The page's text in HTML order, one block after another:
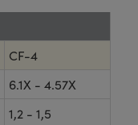
CF-4
6.1X - 4.57X
1,2 - 1,5